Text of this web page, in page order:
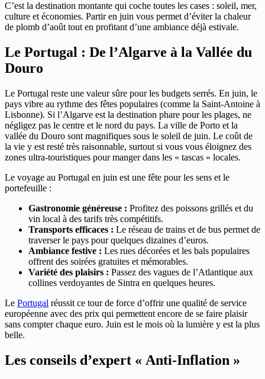
C’est la destination montante qui coche toutes les cases : soleil, mer,
culture et économies. Partir en juin vous permet d’éviter la chaleur
de plomb d’août tout en profitant d’une ambiance déjà estivale.
Le Portugal : De l’Algarve à la Vallée du
Douro
Le Portugal reste une valeur sûre pour les budgets serrés. En juin, le
pays vibre au rythme des fêtes populaires (comme la Saint-Antoine à
Lisbonne). Si l’Algarve est la destination phare pour les plages, ne
négligez pas le centre et le nord du pays. La ville de Porto et la
vallée du Douro sont magnifiques sous le soleil de juin. Le coût de
la vie y est resté très raisonnable, surtout si vous vous éloignez des
zones ultra-touristiques pour manger dans les « tascas » locales.
Le voyage au Portugal en juin est une fête pour les sens et le
portefeuille :
Gastronomie généreuse : Profitez des poissons grillés et du
vin local à des tarifs très compétitifs.
Transports efficaces : Le réseau de trains et de bus permet de
traverser le pays pour quelques dizaines d’euros.
Ambiance festive : Les rues décorées et les bals populaires
offrent des soirées gratuites et mémorables.
Variété des plaisirs : Passez des vagues de l’Atlantique aux
collines verdoyantes de Sintra en quelques heures.
Le Portugal réussit ce tour de force d’offrir une qualité de service
européenne avec des prix qui permettent encore de se faire plaisir
sans compter chaque euro. Juin est le mois où la lumière y est la plus
belle.
Les conseils d’expert « Anti-Inflation »